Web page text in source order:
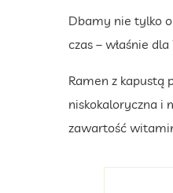
Dbamy nie tylko
czas – właśnie
Ramen z kapustą
niskokaloryczna i
zawartość